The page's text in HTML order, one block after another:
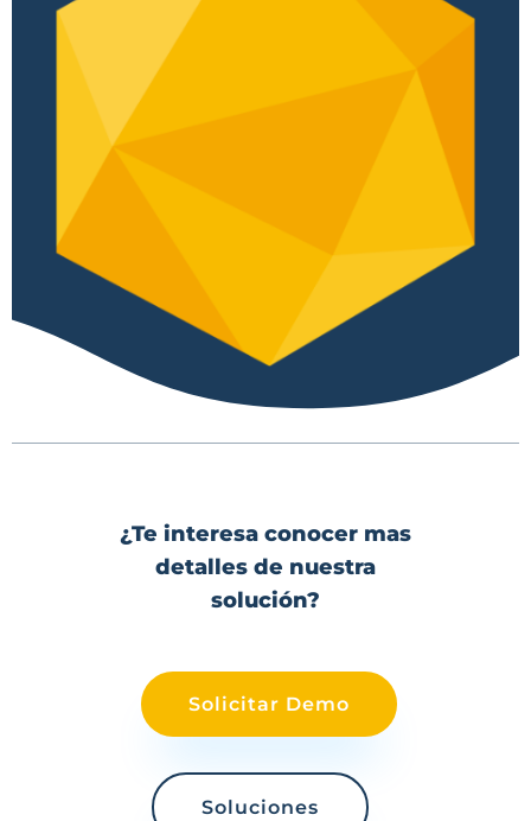
¿Te interesa conocer mas
detalles de nuestra
solución?
Solicitar Demo
Soluciones